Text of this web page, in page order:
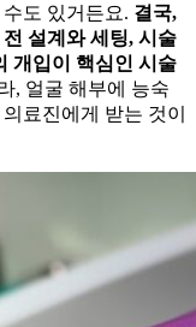
도 있거든요. 결국,
설계와 세팅, 시술
개입이 핵심인 시술
, 얼굴 해부에 능숙
료진에게 받는 것이